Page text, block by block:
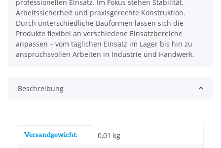
professionellen Einsatz. Im Fokus stehen Stabilität,
Arbeitssicherheit und praxisgerechte Konstruktion.
Durch unterschiedliche Bauformen lassen sich die
Produkte flexibel an verschiedene Einsatzbereiche
anpassen – vom täglichen Einsatz im Lager bis hin zu
anspruchsvollen Arbeiten in Industrie und Handwerk.
Beschreibung
Produkteigenschaft
Wert
Versandgewicht: 0,01 kg